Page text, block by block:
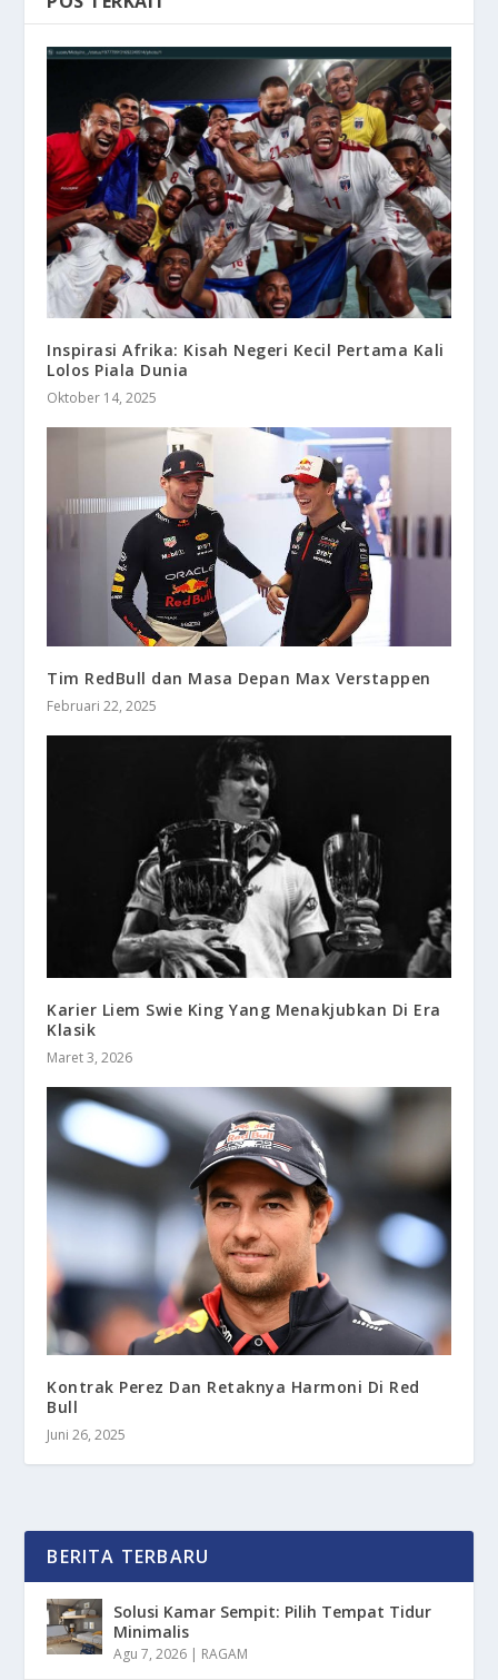
Inspirasi Afrika: Kisah Negeri Kecil Pertama Kali
Lolos Piala Dunia
Oktober 14, 2025
Tim RedBull dan Masa Depan Max Verstappen
Februari 22, 2025
Karier Liem Swie King Yang Menakjubkan Di Era
Klasik
Maret 3, 2026
Kontrak Perez Dan Retaknya Harmoni Di Red
Bull
Juni 26, 2025
BERITA TERBARU
Solusi Kamar Sempit: Pilih Tempat Tidur
Minimalis
Agu 7, 2026 | RAGAM